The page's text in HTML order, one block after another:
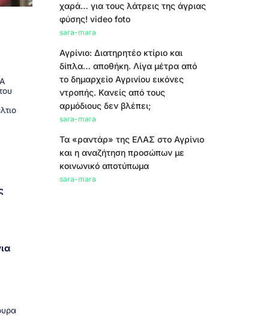
χαρά… για τους λάτρεις της άγριας
φύσης! video foto
sara-mara
Αγρίνιο: Διατηρητέο κτίριο και
δίπλα… αποθήκη. Λίγα μέτρα από
το δημαρχείο Αγρινίου εικόνες
ντροπής. Κανείς από τους
αρμόδιους δεν βλέπει;
sara-mara
Τα «ραντάρ» της ΕΛΑΣ στο Αγρίνιο
και η αναζήτηση προσώπων με
κοινωνικό αποτύπωμα
sara-mara